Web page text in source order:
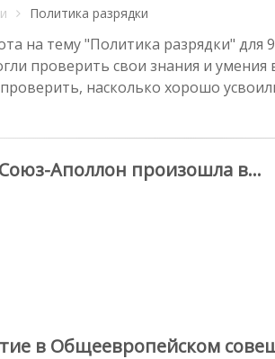
Политика разрядки
на тему "Политика разрядки" для
проверить свои знания и
насколько хорошо
Аполлон произошла в…
в Общеевропейском